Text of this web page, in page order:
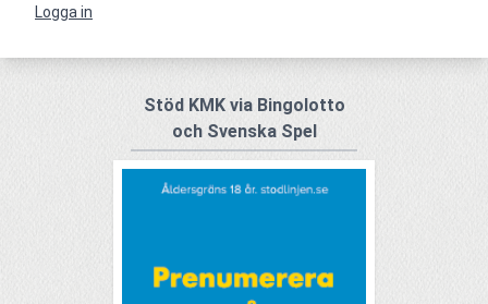
Logga in
Stöd KMK via Bingolotto
och Svenska Spel